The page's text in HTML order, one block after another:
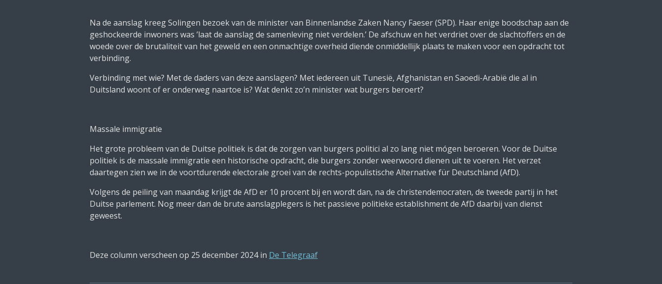
Na de aanslag kreeg Solingen bezoek van de minister van Binnenlandse Zaken Nancy Faeser (SPD). Haar enige boodschap aan de
geshockeerde inwoners was ’laat de aanslag de samenleving niet verdelen.’ De afschuw en het verdriet over de slachtoffers en de
woede over de brutaliteit van het geweld en een onmachtige overheid diende onmiddellijk plaats te maken voor een opdracht tot
verbinding.
Verbinding met wie? Met de daders van deze aanslagen? Met iedereen uit Tunesië, Afghanistan en Saoedi-Arabië die al in
Duitsland woont of er onderweg naartoe is? Wat denkt zo’n minister wat burgers beroert?
Massale immigratie
Het grote probleem van de Duitse politiek is dat de zorgen van burgers politici al zo lang niet mógen beroeren. Voor de Duitse
politiek is de massale immigratie een historische opdracht, die burgers zonder weerwoord dienen uit te voeren. Het verzet
daartegen zien we in de voortdurende electorale groei van de rechts-populistische Alternative für Deutschland (AfD).
Volgens de peiling van maandag krijgt de AfD er 10 procent bij en wordt dan, na de christendemocraten, de tweede partij in het
Duitse parlement. Nog meer dan de brute aanslagplegers is het passieve politieke establishment de AfD daarbij van dienst
geweest.
Deze column verscheen op 25 december 2024 in De Telegraaf